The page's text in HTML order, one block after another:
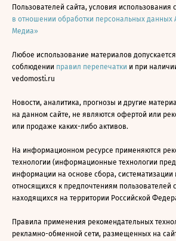
Пользователей сайта, условия использования
в отношении обработки персональных данных
Медиа»
Любое использование материалов
соблюдении правил перепечатки и при
vedomosti.ru
Новости, аналитика, прогнозы и другие
на данном сайте, не являются офертой или
или продаже каких-либо активов.
На информационном ресурсе применяются
технологии (информационные технологии
информации на основе сбора, систематизации
относящихся к предпочтениям пользователей
находящихся на территории Российской
Правила применения рекомендательных
рекламно-обменной сети, размещенных на